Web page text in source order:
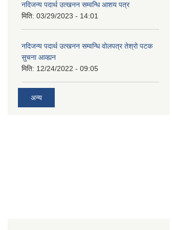
नदिजन्य पदार्थ उत्खनन सम्वन्धि आशय पत्र
मिति: 03/29/2023 - 14:01
नदिजन्य पदार्थ उत्खनन सम्वन्धि वोलपत्र तेश्रो पटक
सुचना आव्ह्यन
मिति: 12/24/2022 - 09:05
अन्य